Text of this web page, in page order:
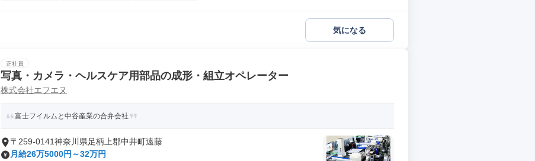
気になる
正社員
写真・カメラ・ヘルスケア用部品の成形・組立オペレーター
株式会社エフエヌ
富士フイルムと中谷産業の合弁会社
〒259-0141神奈川県足柄上郡中井町遠藤
月給26万5000円～32万円